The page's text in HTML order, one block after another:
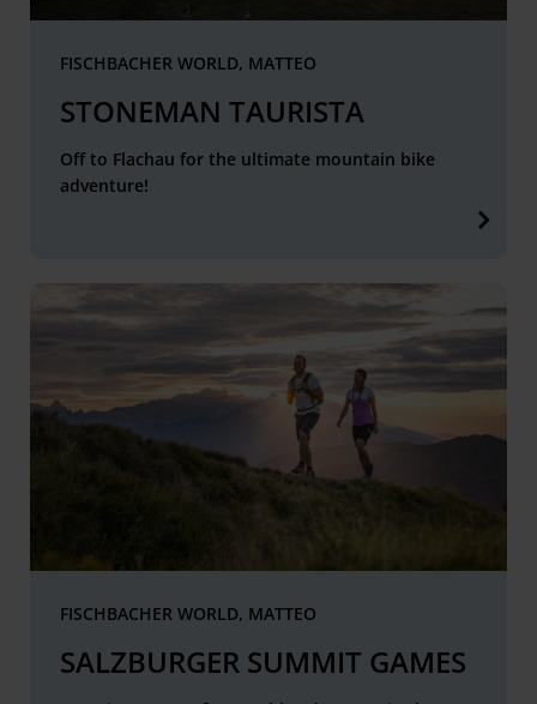
FISCHBACHER WORLD, MATTEO
STONEMAN TAURISTA
Off to Flachau for the ultimate mountain bike
adventure!
FISCHBACHER WORLD, MATTEO
SALZBURGER SUMMIT GAMES